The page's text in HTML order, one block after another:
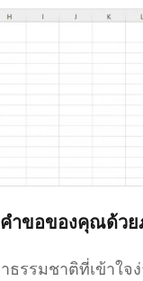
ำขอของคุณด้วย
รรมชาติที่เข้าใจง่